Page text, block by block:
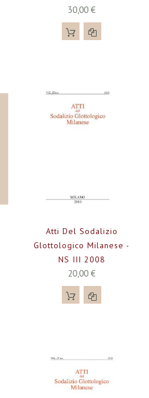
30,00 €
Atti Del Sodalizio
Glottologico Milanese -
NS III 2008
20,00 €